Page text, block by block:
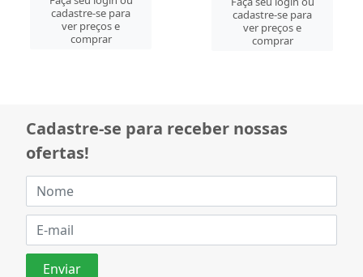
cadastre-se para
ver preços e
comprar
cadastre-se para
ver preços e
comprar
Cadastre-se para receber nossas
ofertas!